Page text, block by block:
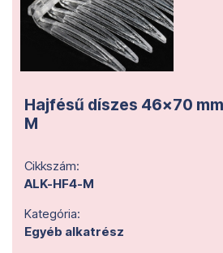
Hajfésű díszes 46x70
M
Cikkszám:
ALK-HF4-M
Kategória:
Egyéb alkatrész